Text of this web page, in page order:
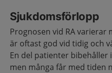
Sjukdomsförlopp
Prognosen vid RA varierar
är oftast god vid tidig och
En del patienter
men många får med tiden